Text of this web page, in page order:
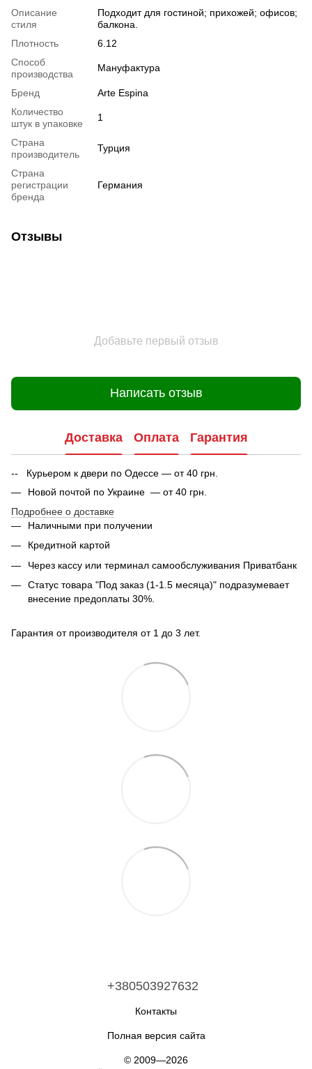
Описание
стиля
Подходит для гостиной; прихожей; офисов;
балкона.
Плотность
6.12
Способ
производства
Мануфактура
Бренд
Arte Espina
Количество
штук в упаковке
1
Страна
производитель
Турция
Страна
регистрации
бренда
Германия
Отзывы
Добавьте первый отзыв
Написать отзыв
Доставка Оплата Гарантия
-- Курьером к двери по Одессе — от 40 грн.
Новой почтой по Украине — от 40 грн.
Подробнее о доставке
Наличными при получении
Кредитной картой
Через кассу или терминал самообслуживания Приватбанк
Статус товара "Под заказ (1-1.5 месяца)" подразумевает
внесение предоплаты 30%.
Гарантия от производителя от 1 до 3 лет.
+380503927632
Контакты
Полная версия сайта
© 2009—2026